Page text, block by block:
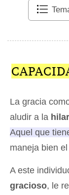
La gracia
aludir a la
Aquel que
maneja bien
A este
gracioso, le